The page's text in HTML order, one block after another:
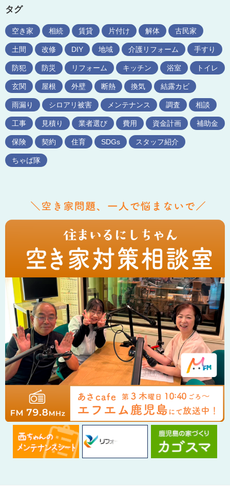
タグ
空き家 相続 賃貸 片付け 解体 古民家
土間 改修 DIY 地域 介護リフォーム 手すり
防犯 防災 リフォーム キッチン 浴室 トイレ
玄関 屋根 外壁 断熱 換気 結露カビ
雨漏り シロアリ被害 メンテナンス 調査 相談
工事 見積り 業者選び 費用 資金計画 補助金
保険 契約 住育 SDGs スタッフ紹介
ちゃば隊